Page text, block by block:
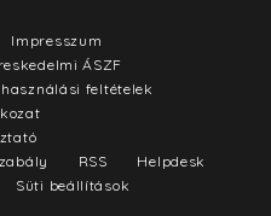
Impresszum
ÁSZF
feltételek
RSS
Helpdesk
Süti beállítások